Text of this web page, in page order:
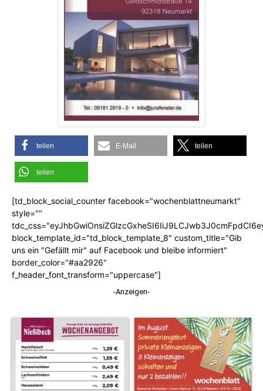
teilen E-Mail teilen
teilen
[td_block_social_counter facebook="wochenblattneumarkt"
style=""
block_template_id="td_block_template_8" custom_title="Gib
uns ein "Gefällt mir" auf Facebook und bleibe informiert"
border_color="#aa2926"
f_header_font_transform="uppercase"]
-Anzeigen-